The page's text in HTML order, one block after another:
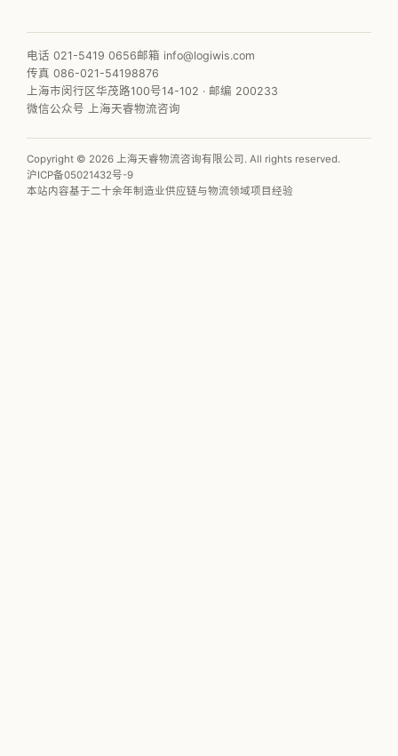
电话 021-5419 0656邮箱 info@logiwis.com
传真 086-021-54198876
上海市闵行区华茂路100号14-102 · 邮编 200233
微信公众号 上海天睿物流咨询
Copyright © 2026 上海天睿物流咨询有限公司. All rights reserved.
沪ICP备05021432号-9
本站内容基于二十余年制造业供应链与物流领域项目经验